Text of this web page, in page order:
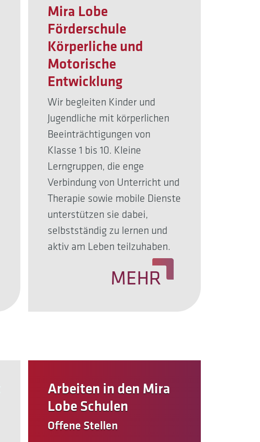
Mira Lobe
Förderschule
Körperliche und
Motorische
Entwicklung
Wir begleiten Kinder und
Jugendliche mit körperlichen
Beeinträchtigungen von
Klasse 1 bis 10. Kleine
Lerngruppen, die enge
Verbindung von Unterricht und
Therapie sowie mobile Dienste
unterstützen sie dabei,
selbstständig zu lernen und
aktiv am Leben teilzuhaben.
MEHR
Arbeiten in den Mira
Lobe Schulen
Offene Stellen